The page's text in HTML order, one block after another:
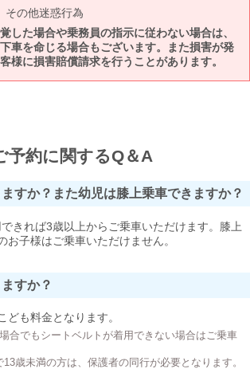
その他迷惑行為
した場合や乗務員の指示に従わない場合は、
車を命じる場合もございます。また損害が発
様に損害賠償請求を行うことがあります。
予約に関するQ＆A
すか？また幼児は膝上乗車できますか？
きれば3歳以上からご乗車いただけます。膝上
お子様はご乗車いただけません。
すか？
ども料金となります。
合でもシートベルトが着用できない場合はご乗車
歳未満の方は、保護者の同行が必要となります。